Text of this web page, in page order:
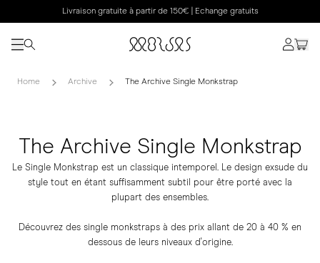
Livraison gratuite à partir de 150€ | Echange gratuits
Home Archive The Archive Single Monkstrap
The Archive Single Monkstrap
Le Single Monkstrap est un classique intemporel. Le design exsude du
style tout en étant suffisamment subtil pour être porté avec la
plupart des ensembles.
Découvrez des single monkstraps à des prix allant de 20 à 40 % en
dessous de leurs niveaux d'origine.